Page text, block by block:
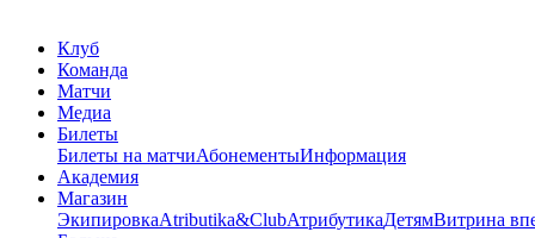
Клуб
Команда
Матчи
Медиа
Билеты
Билеты на матчиАбонементыИнформация
Академия
Магазин
ЭкипировкаAtributika&ClubАтрибутикаДетямВитрина